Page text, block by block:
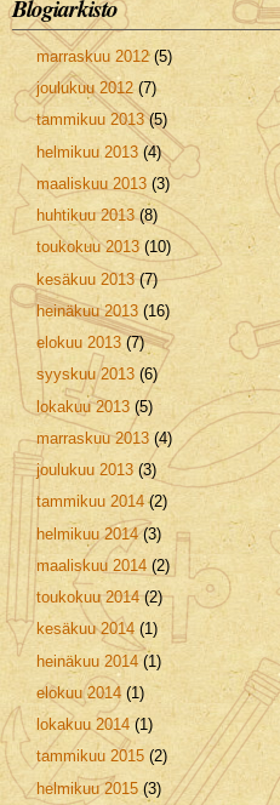
Blogiarkisto
marraskuu 2012(5)
joulukuu 2012(7)
tammikuu 2013(5)
helmikuu 2013(4)
maaliskuu 2013(3)
huhtikuu 2013(8)
toukokuu 2013(10)
kesäkuu 2013(7)
heinäkuu 2013(16)
elokuu 2013(7)
syyskuu 2013(6)
lokakuu 2013(5)
marraskuu 2013(4)
joulukuu 2013(3)
tammikuu 2014(2)
helmikuu 2014(3)
maaliskuu 2014(2)
toukokuu 2014(2)
kesäkuu 2014(1)
heinäkuu 2014(1)
elokuu 2014(1)
lokakuu 2014(1)
tammikuu 2015(2)
helmikuu 2015(3)